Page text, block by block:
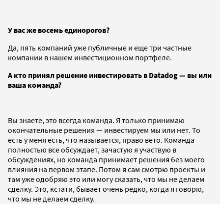
У вас же восемь единорогов?
Да, пять компаний уже публичные и еще три частные
компании в нашем инвестиционном портфеле.
А кто принял решение инвестировать в Datadog— вы или
ваша команда?
Вы знаете, это всегда команда. Я только принимаю
окончательные решения — инвестируем мы или нет. То
есть у меня есть, что называется, право вето. Команда
полностью все обсуждает, зачастую я участвую в
обсуждениях, но команда принимает решения без моего
влияния на первом этапе. Потом я сам смотрю проекты и
там уже одобряю это или могу сказать, что мы не делаем
сделку. Это, кстати, бывает очень редко, когда я говорю,
что мы не делаем сделку.